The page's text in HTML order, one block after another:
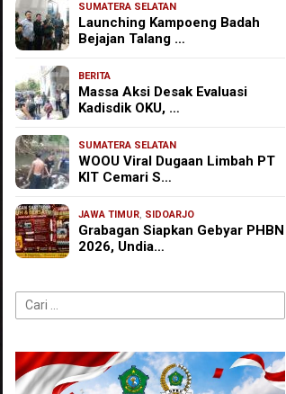
SUMATERA SELATAN
Launching Kampoeng Badah
Bejajan Talang …
BERITA
Massa Aksi Desak Evaluasi
Kadisdik OKU, …
SUMATERA SELATAN
WOOU Viral Dugaan Limbah PT
KIT Cemari S…
JAWA TIMUR, SIDOARJO
Grabagan Siapkan Gebyar PHBN
2026, Undia…
Cari
untuk: